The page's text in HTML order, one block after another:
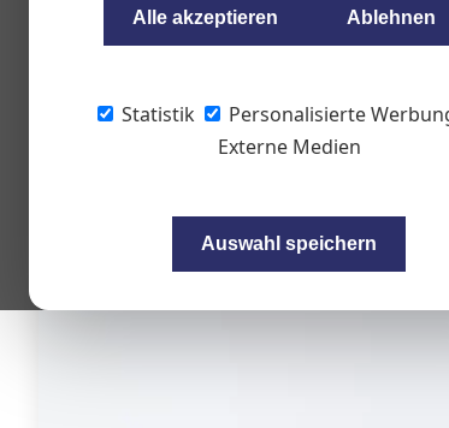
Alle akzeptieren Ablehnen
Statistik
Personalisierte
Externe Medien
Auswahl speichern
Die Doppler Energie
Austrocard wird von